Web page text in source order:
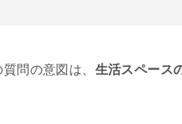
質問の意図は、 生活スペース